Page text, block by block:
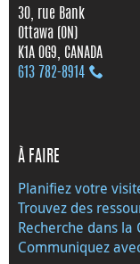
30, rue Bank
Ottawa (ON)
K1A 0G9, CANADA
613 782‑8914
À FAIRE
Planifiez votre
Trouvez des
Recherche dans la
Communiquez